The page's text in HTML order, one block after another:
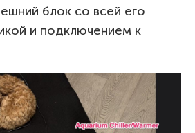
блок со всей его
и подключением к